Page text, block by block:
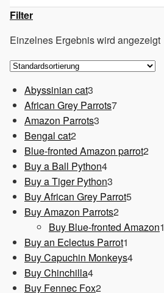
Filter
Einzelnes Ergebnis wird angezeigt
Abyssinian cat3
Produkte
African Grey Parrots77
Amazon Parrots3
Bengal cat22
Produkte
Blue-fronted Amazon parrot22
Buy a Ball Python44
Produkte
Buy a Tiger Python3
Produkte
Buy African Grey Parrot55
Buy Amazon Parrots22
Produkte
Buy Blue-fronted Amazon1
Buy an Eclectus Parrot1
Produkt
Buy Capuchin Monkeys44
Buy Chinchilla44
Produkte
Buy Fennec Fox22